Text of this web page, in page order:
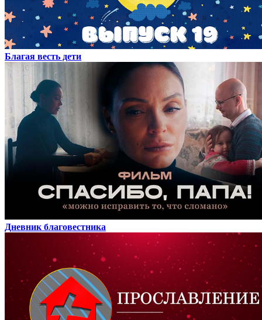
Благая весть дети
Дневник благовестника